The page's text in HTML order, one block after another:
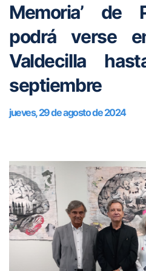
Memoria’ de
podrá verse
Valdecilla
septiembre
jueves, 29 de agosto de 2024